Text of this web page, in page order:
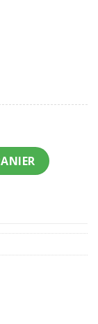
Tunes adulte